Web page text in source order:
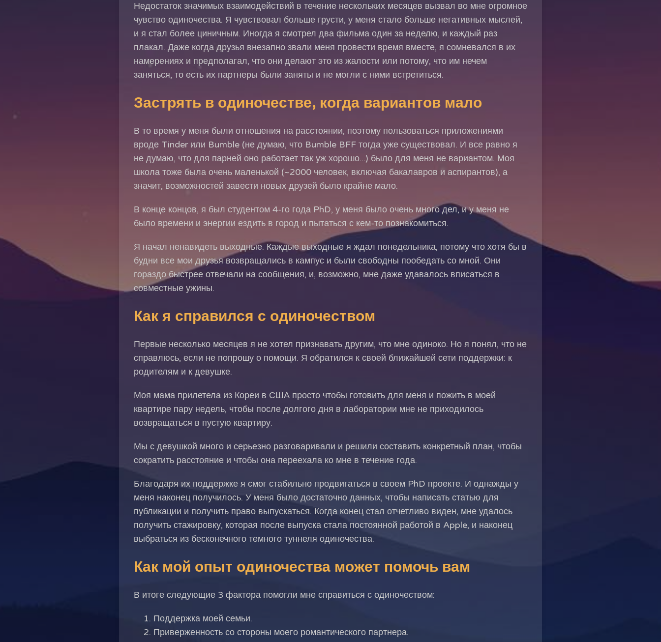
Недостаток значимых взаимодействий в течение нескольких месяцев вызвал во мне огромное
чувство одиночества. Я чувствовал больше грусти, у меня стало больше негативных мыслей,
и я стал более циничным. Иногда я смотрел два фильма один за неделю, и каждый раз
плакал. Даже когда друзья внезапно звали меня провести время вместе, я сомневался в их
намерениях и предполагал, что они делают это из жалости или потому, что им нечем
заняться, то есть их партнеры были заняты и не могли с ними встретиться.
Застрять в одиночестве, когда вариантов мало
В то время у меня были отношения на расстоянии, поэтому пользоваться приложениями
вроде Tinder или Bumble (не думаю, что Bumble BFF тогда уже существовал. И все равно я
не думаю, что для парней оно работает так уж хорошо...) было для меня не вариантом. Моя
школа тоже была очень маленькой (~2000 человек, включая бакалавров и аспирантов), а
значит, возможностей завести новых друзей было крайне мало.
В конце концов, я был студентом 4-го года PhD, у меня было очень много дел, и у меня не
было времени и энергии ездить в город и пытаться с кем-то познакомиться.
Я начал ненавидеть выходные. Каждые выходные я ждал понедельника, потому что хотя бы в
будни все мои друзья возвращались в кампус и были свободны пообедать со мной. Они
гораздо быстрее отвечали на сообщения, и, возможно, мне даже удавалось вписаться в
совместные ужины.
Как я справился с одиночеством
Первые несколько месяцев я не хотел признавать другим, что мне одиноко. Но я понял, что не
справлюсь, если не попрошу о помощи. Я обратился к своей ближайшей сети поддержки: к
родителям и к девушке.
Моя мама прилетела из Кореи в США просто чтобы готовить для меня и пожить в моей
квартире пару недель, чтобы после долгого дня в лаборатории мне не приходилось
возвращаться в пустую квартиру.
Мы с девушкой много и серьезно разговаривали и решили составить конкретный план, чтобы
сократить расстояние и чтобы она переехала ко мне в течение года.
Благодаря их поддержке я смог стабильно продвигаться в своем PhD проекте. И однажды у
меня наконец получилось. У меня было достаточно данных, чтобы написать статью для
публикации и получить право выпускаться. Когда конец стал отчетливо виден, мне удалось
получить стажировку, которая после выпуска стала постоянной работой в Apple, и наконец
выбраться из бесконечного темного туннеля одиночества.
Как мой опыт одиночества может помочь вам
В итоге следующие 3 фактора помогли мне справиться с одиночеством:
Поддержка моей семьи.
Приверженность со стороны моего романтического партнера.